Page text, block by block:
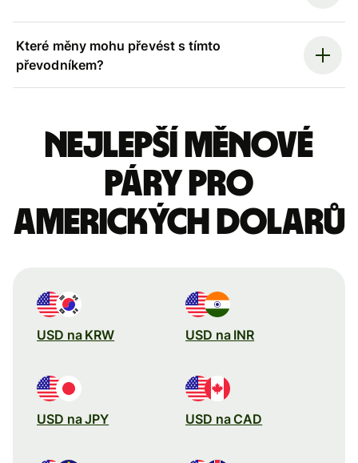
Které měny mohu převést s tímto
převodníkem?
Nejlepší měnové
páry pro
amerických dolarů
USD na KRW USD na INR
USD na JPY USD na CAD